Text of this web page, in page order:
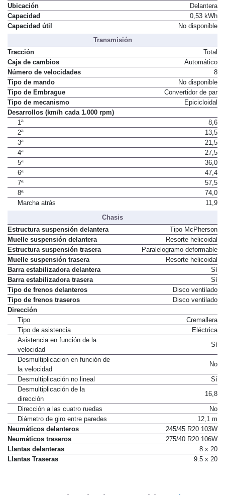
Tipo
Acumulador de iones de litio
Ubicación
Delantera
Capacidad
0,53 kWh
Transmisión
Tracción
Total
Caja de cambios
Automático
Número de velocidades
8
Tipo de mando
No disponible
Tipo de Embrague
Convertidor de par
Tipo de mecanismo
Desarrollos (km/h cada 1.000 rpm)
1ª
8,6
2ª
13,5
3ª
21,5
4ª
27,5
5ª
36,0
6ª
47,4
7ª
57,5
8ª
74,0
Chasis
Estructura suspensión delantera
Tipo McPherson
Muelle suspensión delantera
Resorte helicoidal
Estructura suspensión trasera
Paralelogramo deformable
Muelle suspensión trasera
Resorte helicoidal
Barra estabilizadora delantera
Sí
Barra estabilizadora trasera
Sí
Tipo de frenos delanteros
Disco ventilado
Tipo de frenos traseros
Dirección
Tipo
Cremallera
Tipo de asistencia
Asistencia en función de la
velocidad
Sí
Desmultiplicacion en función de
la velocidad
No
Desmultiplicación no lineal
Desmultiplicación de la
dirección
16,8
Dirección a las cuatro ruedas
No
Diámetro de giro entre paredes
12,1 m
Neumáticos delanteros
245/45 R20 103W
Neumáticos traseros
275/40 R20 106W
Llantas delanteras
8 x 20